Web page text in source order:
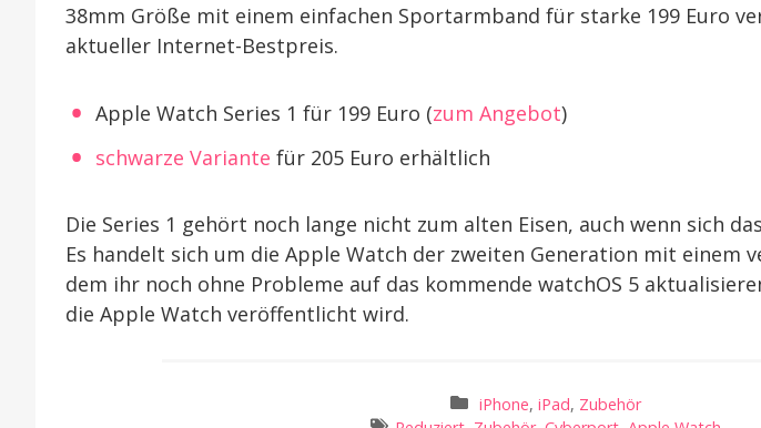
38mm Größe mit einem einfachen Sportarmband für starke 199 Euro
aktueller Internet-Bestpreis.
Apple Watch Series 1 für 199 Euro (zum Angebot)
schwarze Variante für 205 Euro erhältlich
Die Series 1 gehört noch lange nicht zum alten Eisen, auch wenn sich
Es handelt sich um die Apple Watch der zweiten Generation mit einem
dem ihr noch ohne Probleme auf das kommende watchOS 5
die Apple Watch veröffentlicht wird.
iPhone,iPad, Zubehör